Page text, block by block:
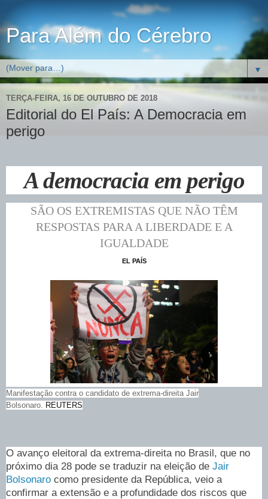
Para Além do Cérebro
▼
TERÇA-FEIRA, 16 DE OUTUBRO DE 2018
Editorial do El País: A Democracia em
perigo
A democracia em perigo
SÃO OS EXTREMISTAS QUE NÃO TÊM
RESPOSTAS PARA A LIBERDADE E A
IGUALDADE
EL PAÍS
Manifestação contra o candidato de extrema-direita Jair
Bolsonaro.
REUTERS
O avanço eleitoral da extrema-direita no Brasil, que no
próximo dia 28 pode se traduzir na eleição de Jair
Bolsonaro como presidente da República, veio a
confirmar a extensão e a profundidade dos riscos que